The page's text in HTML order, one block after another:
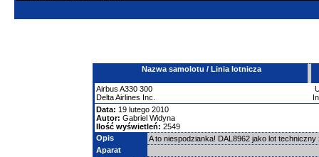
Nazwa samolotu / Linia lotnicza
Airbus A330 300
Delta Airlines Inc.
Data: 19 lutego 2010
Autor: Gabriel Widyna
Ilość wyświetleń: 2549
Opis
A to niespodzianka! DAL8962 jako lot
Aparat